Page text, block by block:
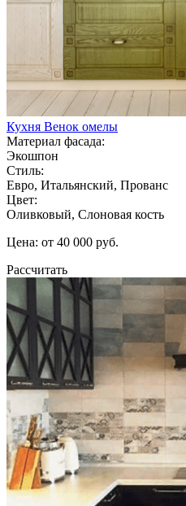
Кухня Венок омелы
Материал фасада:
Экошпон
Стиль:
Евро, Итальянский, Прованс
Цвет:
Оливковый, Слоновая кость
Цена: от 40 000 руб.
Рассчитать